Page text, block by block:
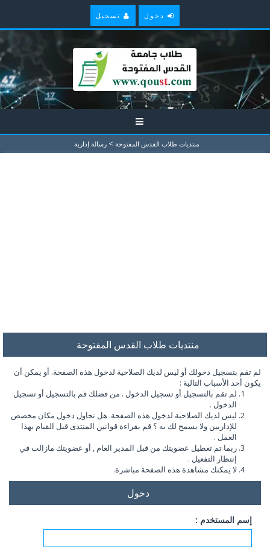
دخول تسجيل
منتديات طلاب القدس المفتوحة > رسالة إدارية
منتديات طلاب القدس المفتوحة
لم تقم بتسجيل دخولك أو ليس لديك الصلاحية لدخول هذه الصفحة. أو يمكن أن
يكون أحد الأسباب التالية :
لم تقم بالتسجيل أو تسجيل الدخول . من فضلك قم بالتسجيل أو تسجيل
الدخول .
ليس لديك الصلاحية لدخول هذه الصفحة. هل تحاول دخول مكان مخصص
للإداريين ولا يسمح لك به ؟ قم بقراءة قوانين المنتدى قبل القيام بهذا
العمل .
ربما تم تعطيل عضويتك من قبل المدير العام , أو عضويتك مازالت في
إنتظار التفعيل .
لا يمكنك مشاهدة هذه الصفحة مباشرة.
دخول
إسم المستخدم :